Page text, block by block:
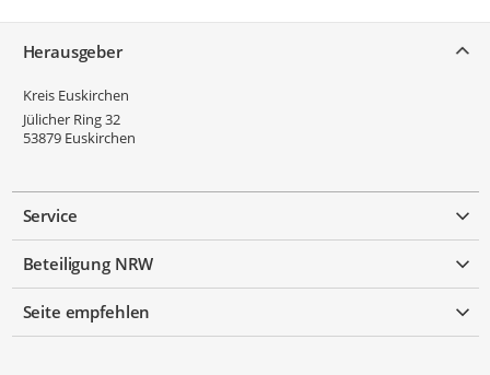
Herausgeber
Kreis Euskirchen
Jülicher Ring 32
53879 Euskirchen
Service
Beteiligung NRW
Seite empfehlen